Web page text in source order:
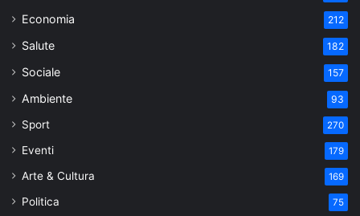
Economia 212
Salute 182
Sociale 157
Ambiente 93
Sport 270
Eventi 179
Arte & Cultura 169
Politica 75